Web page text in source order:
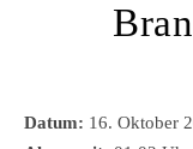
Datum: 16. Oktober